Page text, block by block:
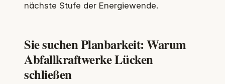
nächste Stufe der Energiewende.
Sie suchen Planbarkeit: Warum
Abfallkraftwerke Lücken
schließen